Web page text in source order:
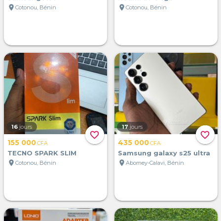
location_on Cotonou, Bénin
location_on Cotonou, Bénin
favorite_border
16 jours
155 000CFA
TECNO SPARK SLIM
location_on Cotonou, Bénin
favorite_border
17 jours
435 000CFA
Samsung galaxy s25 ultra
location_on Abomey-Calavi, Bénin